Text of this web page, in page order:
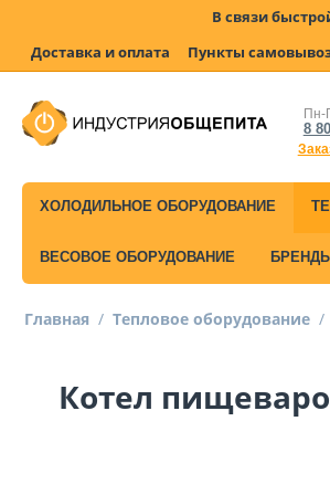
В связи
Доставка и оплата
Пункты
Пн-
8
ХОЛОДИЛЬНОЕ ОБОРУДОВАНИЕ
ВЕСОВОЕ ОБОРУДОВАНИЕ БРЕНДЫ
Главная / Тепловое оборудование /
Котел